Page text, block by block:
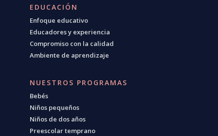
EDUCACIÓN
Enfoque educativo
Educadores y experiencia
Compromiso con la calidad
Ambiente de aprendizaje
NUESTROS PROGRAMAS
Bebés
Niños pequeños
Niños de dos años
Preescolar temprano